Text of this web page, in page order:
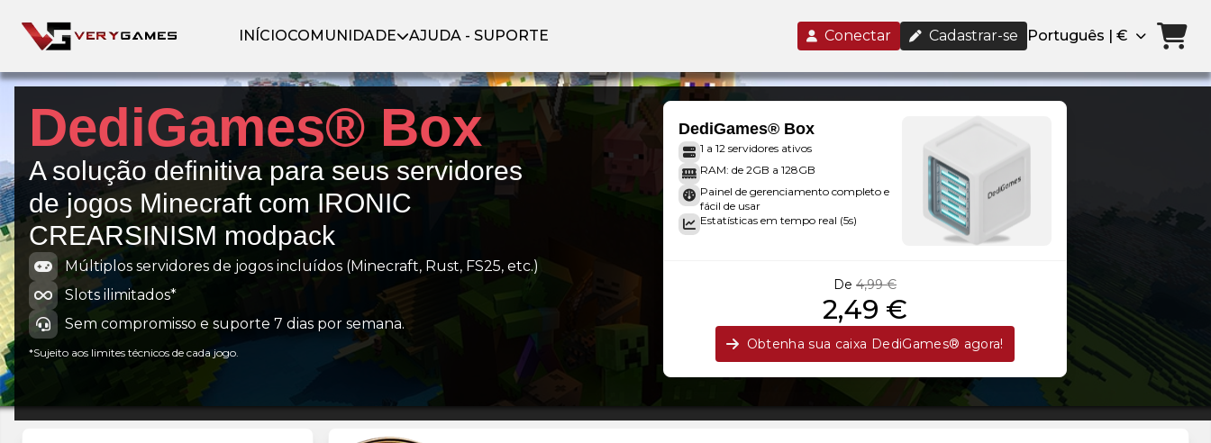
INÍCIOCOMUNIDADE AJUDA - SUPORTE Conectar Cadastrar-se Português | €
DediGames® Box
A solução definitiva para seus servidores
de jogos Minecraft com IRONIC
CREARSINISM modpack
Múltiplos servidores de jogos incluídos (Minecraft, Rust, FS25, etc.)
Slots ilimitados*
Sem compromisso e suporte 7 dias por semana.
*Sujeito aos limites técnicos de cada jogo.
DediGames® Box
1 a 12 servidores ativos
RAM: de 2GB a 128GB
Painel de gerenciamento completo e
fácil de usar
Estatísticas em tempo real (5s)
De 4,99 €
2,49 €
Obtenha sua caixa DediGames® agora!